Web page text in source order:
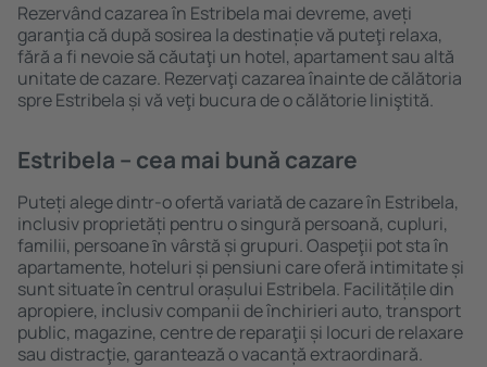
Rezervând cazarea în Estribela mai devreme, aveți
garanţia că după sosirea la destinație vă puteţi relaxa,
fără a fi nevoie să căutaţi un hotel, apartament sau altă
unitate de cazare. Rezervaţi cazarea înainte de călătoria
spre Estribela și vă veţi bucura de o călătorie liniştită.
Estribela – cea mai bună cazare
Puteți alege dintr-o ofertă variată de cazare în Estribela,
inclusiv proprietăți pentru o singură persoană, cupluri,
familii, persoane ȋn vârstă și grupuri. Oaspeţii pot sta în
apartamente, hoteluri și pensiuni care oferă intimitate și
sunt situate în centrul orașului Estribela. Facilitățile din
apropiere, inclusiv companii de închirieri auto, transport
public, magazine, centre de reparaţii și locuri de relaxare
sau distracţie, garantează o vacanță extraordinară.